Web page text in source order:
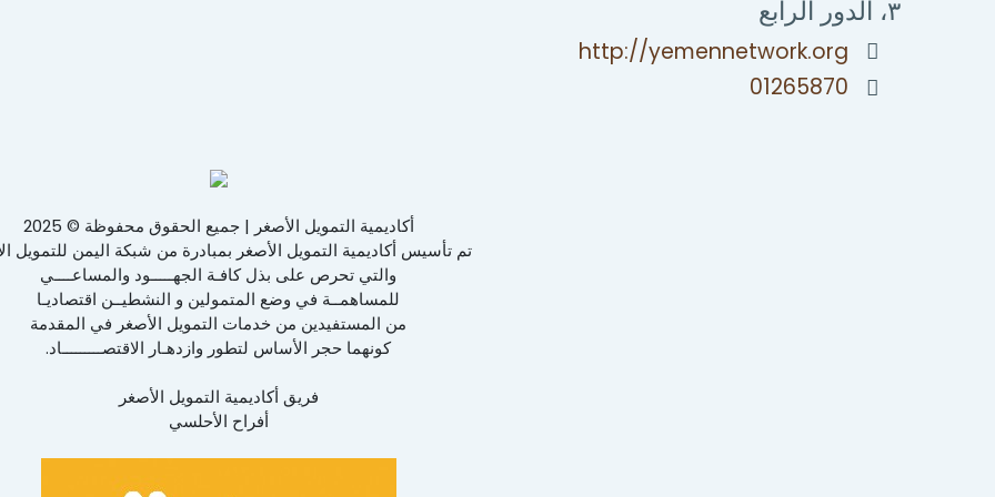
٣، الدور الرابع
http://yemennetwork.org
01265870
أكاديمية التمويل الأصغر | جميع الحقوق محفوظة © 2025
تم تأسيس أكاديمية التمويل الأصغر بمبادرة من شبكة اليمن للتمويل
والتي تحرص على بذل كافـة الجهـــــود والمساعــــي
للمساهمــة في وضع المتمولين و النشطيــن اقتصاديـا
من المستفيدين من خدمات التمويل الأصغر في المقدمة
كونهما حجر الأساس لتطور وازدهـار الاقتصـــــــــاد.
فريق أكاديمية التمويل الأصغر
أفراح الأحلسي